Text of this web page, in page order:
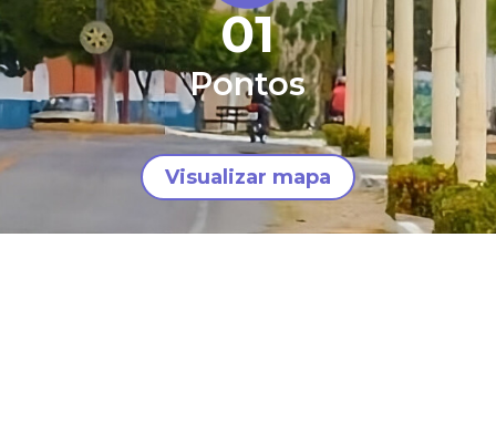
01
Pontos
Visualizar mapa